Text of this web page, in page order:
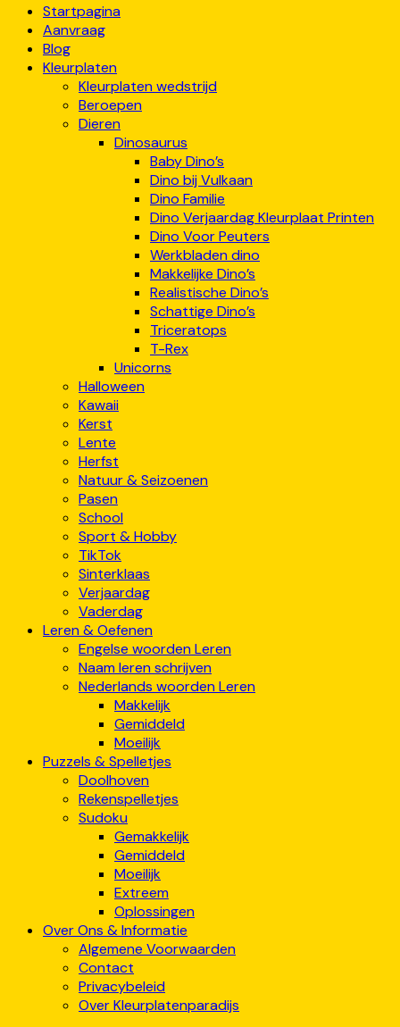
Startpagina
Aanvraag
Blog
Kleurplaten
Kleurplaten wedstrijd
Beroepen
Dieren
Dinosaurus
Baby Dino’s
Dino bij Vulkaan
Dino Familie
Dino Verjaardag Kleurplaat Printen
Dino Voor Peuters
Werkbladen dino
Makkelijke Dino’s
Realistische Dino’s
Schattige Dino’s
Triceratops
T-Rex
Unicorns
Halloween
Kawaii
Kerst
Lente
Herfst
Natuur & Seizoenen
Pasen
School
Sport & Hobby
TikTok
Sinterklaas
Verjaardag
Vaderdag
Leren & Oefenen
Engelse woorden Leren
Naam leren schrijven
Nederlands woorden Leren
Makkelijk
Gemiddeld
Moeilijk
Puzzels & Spelletjes
Doolhoven
Rekenspelletjes
Sudoku
Gemakkelijk
Gemiddeld
Moeilijk
Extreem
Oplossingen
Over Ons & Informatie
Algemene Voorwaarden
Contact
Privacybeleid
Over Kleurplatenparadijs